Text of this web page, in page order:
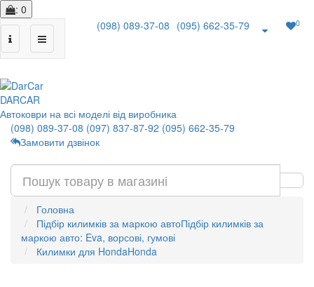
: 0
(098) 089-37-08 (095) 662-35-79 0
DARCAR
Автоковри на всі моделі від виробника
(098) 089-37-08 (097) 837-87-92 (095) 662-35-79
Замовити дзвінок
Головна
Підбір килимків за маркою автоПідбір килимків за
маркою авто: Eva, ворсові, гумові
Килимки для HondaHonda